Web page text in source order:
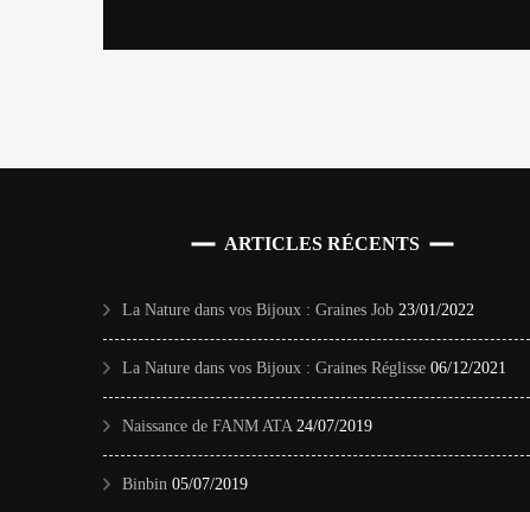
ARTICLES RÉCENTS
La Nature dans vos Bijoux : Graines Job 23/01/2022
La Nature dans vos Bijoux : Graines Réglisse 06/12/2021
Naissance de FANM ATA 24/07/2019
Binbin 05/07/2019